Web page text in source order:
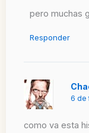
pero muchas
Responder
6 de
como va esta